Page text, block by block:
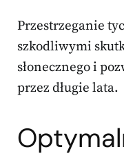
Przestrzeganie
szkodliwymi
słonecznego i
przez długie lata.